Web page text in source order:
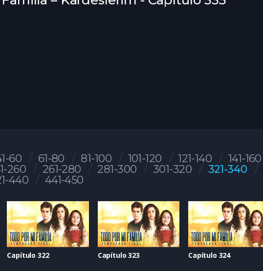
60 61-80 81-100 101-120 121-140 141-160
260 261-280 281-300 301-320 321-340
440 441-450
Capítulo 322 Capítulo 323 Capítulo 324